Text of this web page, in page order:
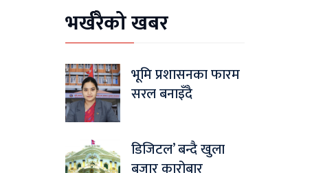
भर्खरैको खबर
भूमि प्रशासनका फारम
सरल बनाइँदै
डिजिटल’ बन्दै खुला